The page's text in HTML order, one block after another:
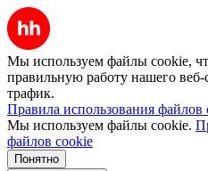
Мы используем файлы cookie,
правильную работу нашего веб-
трафик.
Правила использования файлов
Мы используем файлы cookie.
файлов cookie
Понятно